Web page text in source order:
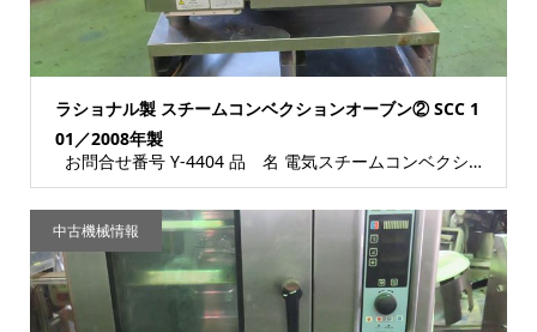
ラショナル製 スチームコンベクションオーブン② SCC 1
01／2008年製
お問合せ番号 Y-4404 品 名 電気スチームコンベクションオーブン 型 式 SCC...
中古機械情報